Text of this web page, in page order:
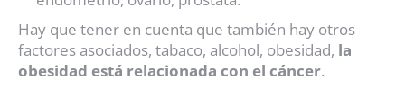
Hay que tener en cuenta que también hay otros
factores asociados, tabaco, alcohol, obesidad, la
obesidad está relacionada con el cáncer.